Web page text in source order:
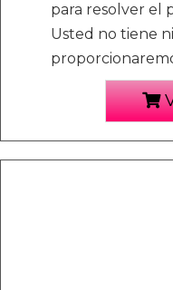
para resolver el
Usted no tiene